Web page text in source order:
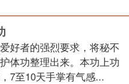
好者的强烈要求，将秘不
体功整理出来。本功上功
7至10天手掌有气感...